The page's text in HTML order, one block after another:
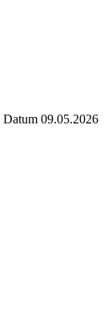
Datum 09.05.2026